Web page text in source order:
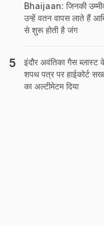
Bhaijaan: जिनकी उम्‍मीद
उन्‍हें वतन वापस लाते हैं
से शुरू होती है जंग
इंदौर अवंतिका गैस
शपथ पत्र पर हाईकोर्ट
का अल्टीमेटम दिया